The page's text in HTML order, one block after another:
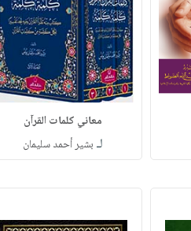
معاني كلمات القرآن
لـ بشير أحمد سليمان